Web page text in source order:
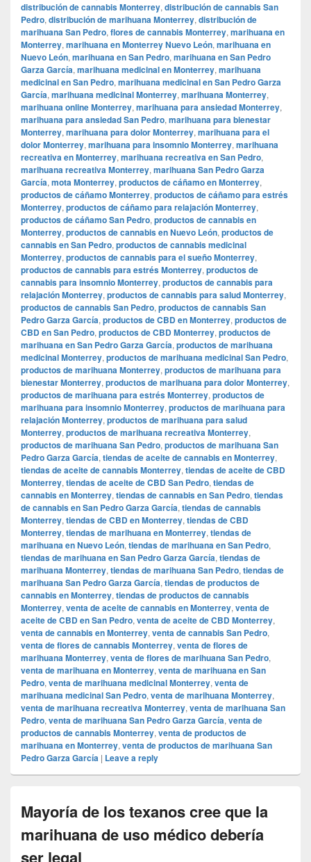
distribución de cannabis Monterrey, distribución de cannabis San
Pedro, distribución de marihuana Monterrey, distribución de
marihuana San Pedro, flores de cannabis Monterrey, marihuana en
Monterrey, marihuana en Monterrey Nuevo León, marihuana en
Nuevo León, marihuana en San Pedro, marihuana en San Pedro
Garza García, marihuana medicinal en Monterrey, marihuana
medicinal en San Pedro, marihuana medicinal en San Pedro Garza
García, marihuana medicinal Monterrey, marihuana Monterrey,
marihuana online Monterrey, marihuana para ansiedad Monterrey,
marihuana para ansiedad San Pedro, marihuana para bienestar
Monterrey, marihuana para dolor Monterrey, marihuana para el
dolor Monterrey, marihuana para insomnio Monterrey, marihuana
recreativa en Monterrey, marihuana recreativa en San Pedro,
marihuana recreativa Monterrey, marihuana San Pedro Garza
García, mota Monterrey, productos de cáñamo en Monterrey,
productos de cáñamo Monterrey, productos de cáñamo para estrés
Monterrey, productos de cáñamo para relajación Monterrey,
productos de cáñamo San Pedro, productos de cannabis en
Monterrey, productos de cannabis en Nuevo León, productos de
cannabis en San Pedro, productos de cannabis medicinal
Monterrey, productos de cannabis para el sueño Monterrey,
productos de cannabis para estrés Monterrey, productos de
cannabis para insomnio Monterrey, productos de cannabis para
relajación Monterrey, productos de cannabis para salud Monterrey,
productos de cannabis San Pedro, productos de cannabis San
Pedro Garza García, productos de CBD en Monterrey, productos de
CBD en San Pedro, productos de CBD Monterrey, productos de
marihuana en San Pedro Garza García, productos de marihuana
medicinal Monterrey, productos de marihuana medicinal San Pedro,
productos de marihuana Monterrey, productos de marihuana para
bienestar Monterrey, productos de marihuana para dolor Monterrey,
productos de marihuana para estrés Monterrey, productos de
marihuana para insomnio Monterrey, productos de marihuana para
relajación Monterrey, productos de marihuana para salud
Monterrey, productos de marihuana recreativa Monterrey,
productos de marihuana San Pedro, productos de marihuana San
Pedro Garza García, tiendas de aceite de cannabis en Monterrey,
tiendas de aceite de cannabis Monterrey, tiendas de aceite de CBD
Monterrey, tiendas de aceite de CBD San Pedro, tiendas de
cannabis en Monterrey, tiendas de cannabis en San Pedro, tiendas
de cannabis en San Pedro Garza García, tiendas de cannabis
Monterrey, tiendas de CBD en Monterrey, tiendas de CBD
Monterrey, tiendas de marihuana en Monterrey, tiendas de
marihuana en Nuevo León, tiendas de marihuana en San Pedro,
tiendas de marihuana en San Pedro Garza García, tiendas de
marihuana Monterrey, tiendas de marihuana San Pedro, tiendas de
marihuana San Pedro Garza García, tiendas de productos de
cannabis en Monterrey, tiendas de productos de cannabis
Monterrey, venta de aceite de cannabis en Monterrey, venta de
aceite de CBD en San Pedro, venta de aceite de CBD Monterrey,
venta de cannabis en Monterrey, venta de cannabis San Pedro,
venta de flores de cannabis Monterrey, venta de flores de
marihuana Monterrey, venta de flores de marihuana San Pedro,
venta de marihuana en Monterrey, venta de marihuana en San
Pedro, venta de marihuana medicinal Monterrey, venta de
marihuana medicinal San Pedro, venta de marihuana Monterrey,
venta de marihuana recreativa Monterrey, venta de marihuana San
Pedro, venta de marihuana San Pedro Garza García, venta de
productos de cannabis Monterrey, venta de productos de
marihuana en Monterrey, venta de productos de marihuana San
Pedro Garza García | Leave a reply
Mayoría de los texanos cree que la
marihuana de uso médico debería
ser legal